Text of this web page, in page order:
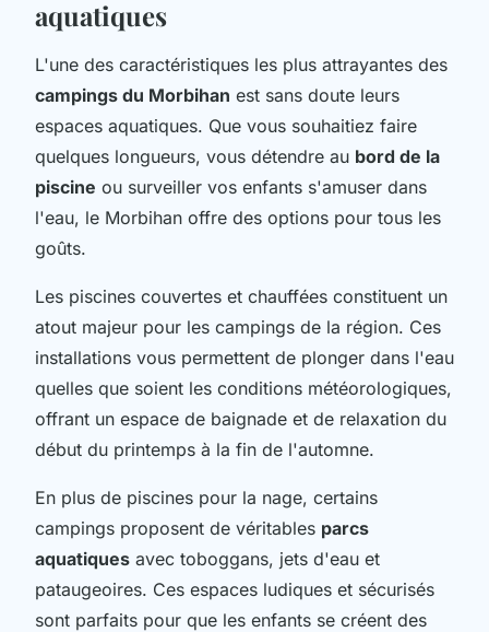
aquatiques
L'une des caractéristiques les plus attrayantes des
campings du Morbihan est sans doute leurs
espaces aquatiques. Que vous souhaitiez faire
quelques longueurs, vous détendre au bord de la
piscine ou surveiller vos enfants s'amuser dans
l'eau, le Morbihan offre des options pour tous les
goûts.
Les piscines couvertes et chauffées constituent un
atout majeur pour les campings de la région. Ces
installations vous permettent de plonger dans l'eau
quelles que soient les conditions météorologiques,
offrant un espace de baignade et de relaxation du
début du printemps à la fin de l'automne.
En plus de piscines pour la nage, certains
campings proposent de véritables parcs
aquatiques avec toboggans, jets d'eau et
pataugeoires. Ces espaces ludiques et sécurisés
sont parfaits pour que les enfants se créent des